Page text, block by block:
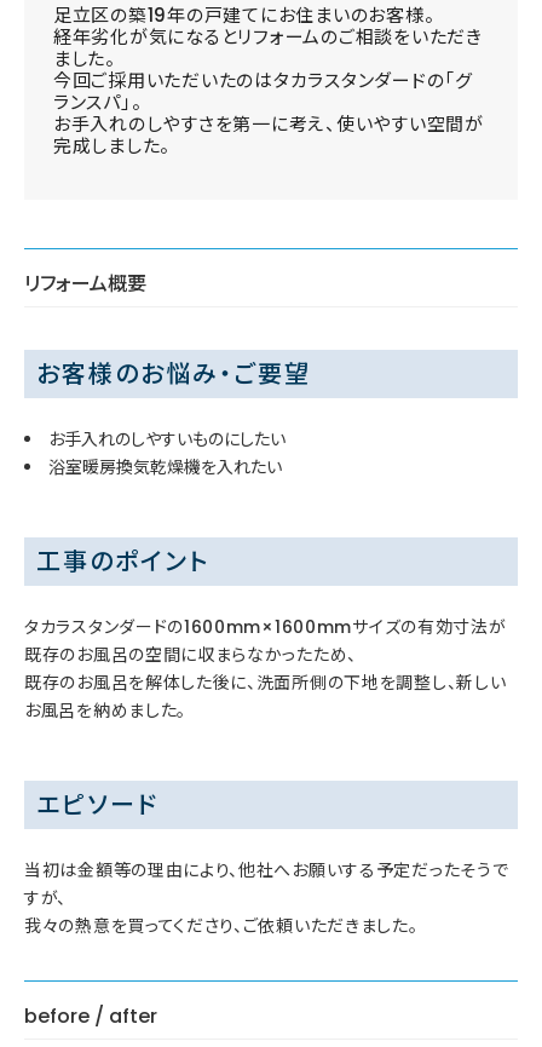
足立区の築19年の戸建てにお住まいのお客様。
経年劣化が気になるとリフォームのご相談をいただき
ました。
今回ご採用いただいたのはタカラスタンダードの「グ
ランスパ」。
お手入れのしやすさを第一に考え、使いやすい空間が
完成しました。
リフォーム概要
お客様のお悩み・ご要望
お手入れのしやすいものにしたい
浴室暖房換気乾燥機を入れたい
工事のポイント
タカラスタンダードの1600mm×1600mmサイズの有効寸法が
既存のお風呂の空間に収まらなかったため、
既存のお風呂を解体した後に、洗面所側の下地を調整し、新しい
お風呂を納めました。
エピソード
当初は金額等の理由により、他社へお願いする予定だったそうで
すが、
我々の熱意を買ってくださり、ご依頼いただきました。
before / after